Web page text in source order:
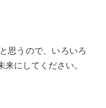
思うので、いろいろ
にしてください。